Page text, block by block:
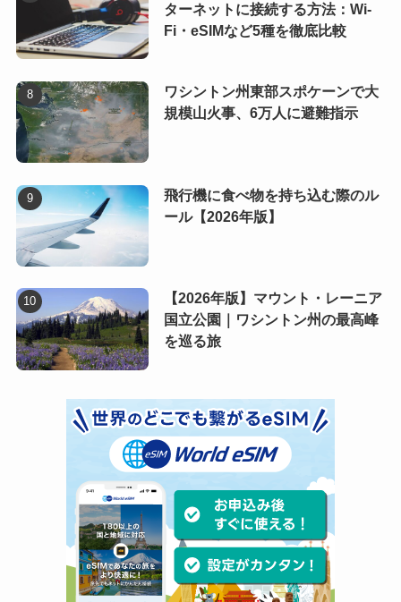
ターネットに接続する方法：Wi-
Fi・eSIMなど5種を徹底比較
ワシントン州東部スポケーンで大
規模山火事、6万人に避難指示
飛行機に食べ物を持ち込む際のル
ール【2026年版】
【2026年版】マウント・レーニア
国立公園｜ワシントン州の最高峰
を巡る旅